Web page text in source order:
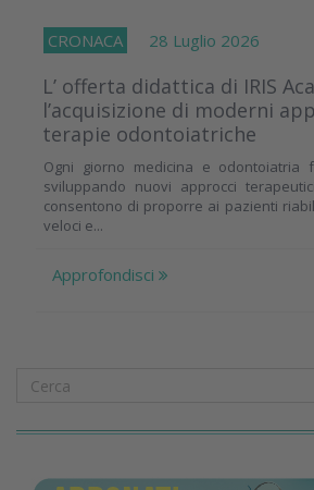
CRONACA 28 Luglio 2026
L’ offerta didattica di IRIS
l’acquisizione di moderni
terapie odontoiatriche
Ogni giorno medicina e odontoiatria
sviluppando nuovi approcci
consentono di proporre ai pazienti
veloci e...
Approfondisci